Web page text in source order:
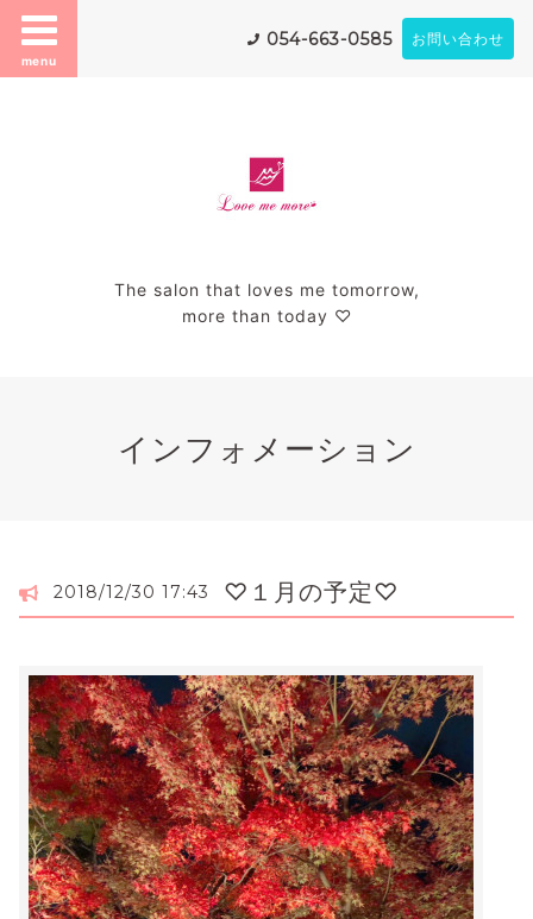
menu
054-663-0585 お問い合わせ
The salon that loves me tomorrow,
more than today ♡
インフォメーション
2018/12/30 17:43 ♡１月の予定♡